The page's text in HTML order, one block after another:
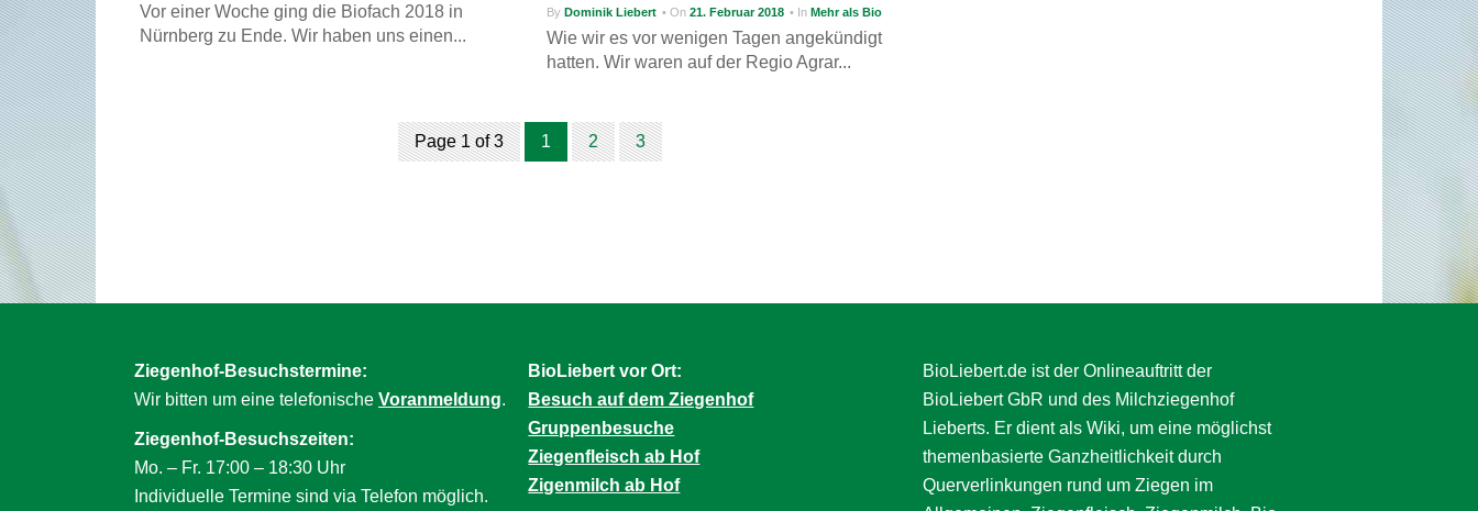
Vor einer Woche ging die Biofach 2018 in
Nürnberg zu Ende. Wir haben uns einen...
By Dominik Liebert • On 21. Februar 2018 • In Mehr als Bio
Wie wir es vor wenigen Tagen angekündigt
hatten. Wir waren auf der Regio Agrar...
Page 1 of 3 1 2 3
Ziegenhof-Besuchstermine:
Wir bitten um eine telefonische Voranmeldung.
Ziegenhof-Besuchszeiten:
Mo. – Fr. 17:00 – 18:30 Uhr
Individuelle Termine sind via Telefon möglich.
BioLiebert vor Ort:
Besuch auf dem Ziegenhof
Gruppenbesuche
Ziegenfleisch ab Hof
Zigenmilch ab Hof
BioLiebert.de ist der Onlineauftritt der
BioLiebert GbR und des Milchziegenhof
Lieberts. Er dient als Wiki, um eine möglichst
themenbasierte Ganzheitlichkeit durch
Querverlinkungen rund um Ziegen im